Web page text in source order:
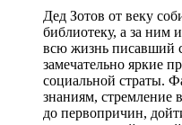
Дед Зотов от веку
библиотеку, а за ним
всю жизнь писавший
замечательно яркие
социальной страты.
знаниям, стремление
до первопричин,